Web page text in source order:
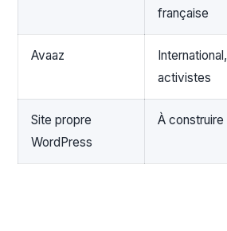
française
Avaaz
International,
activistes
Site propre
WordPress
À construire